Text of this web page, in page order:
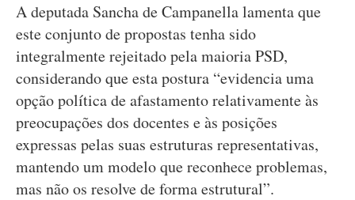
A deputada Sancha de Campanella lamenta que
este conjunto de propostas tenha sido
integralmente rejeitado pela maioria PSD,
considerando que esta postura “evidencia uma
opção política de afastamento relativamente às
preocupações dos docentes e às posições
expressas pelas suas estruturas representativas,
mantendo um modelo que reconhece problemas,
mas não os resolve de forma estrutural”.